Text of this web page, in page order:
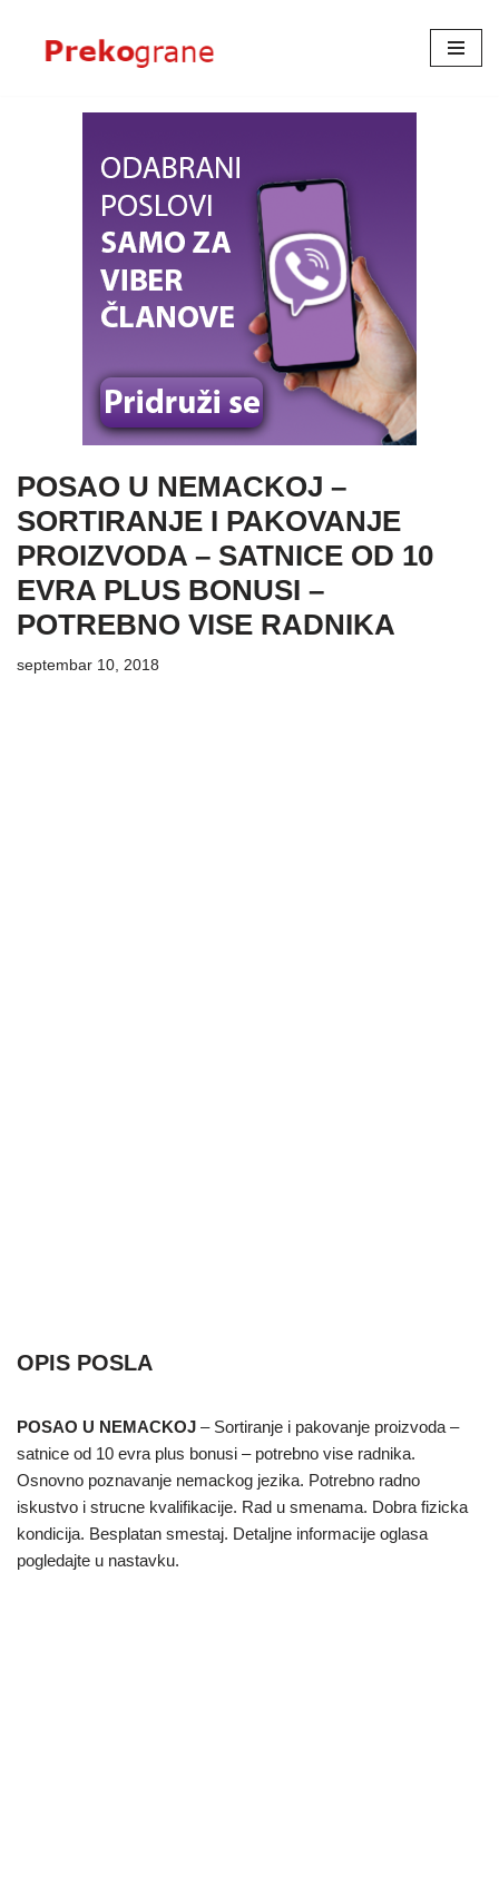
Skoči
POSAO U NEMACKOJ –
SORTIRANJE I PAKOVANJE
PROIZVODA – SATNICE OD 10
EVRA PLUS BONUSI –
POTREBNO VISE RADNIKA
septembar 10, 2018
OPIS POSLA
POSAO U NEMACKOJ – Sortiranje i pakovanje proizvoda –
satnice od 10 evra plus bonusi – potrebno vise radnika.
Osnovno poznavanje nemackog jezika. Potrebno radno
iskustvo i strucne kvalifikacije. Rad u smenama. Dobra fizicka
kondicija. Besplatan smestaj. Detaljne informacije oglasa
pogledajte u nastavku.